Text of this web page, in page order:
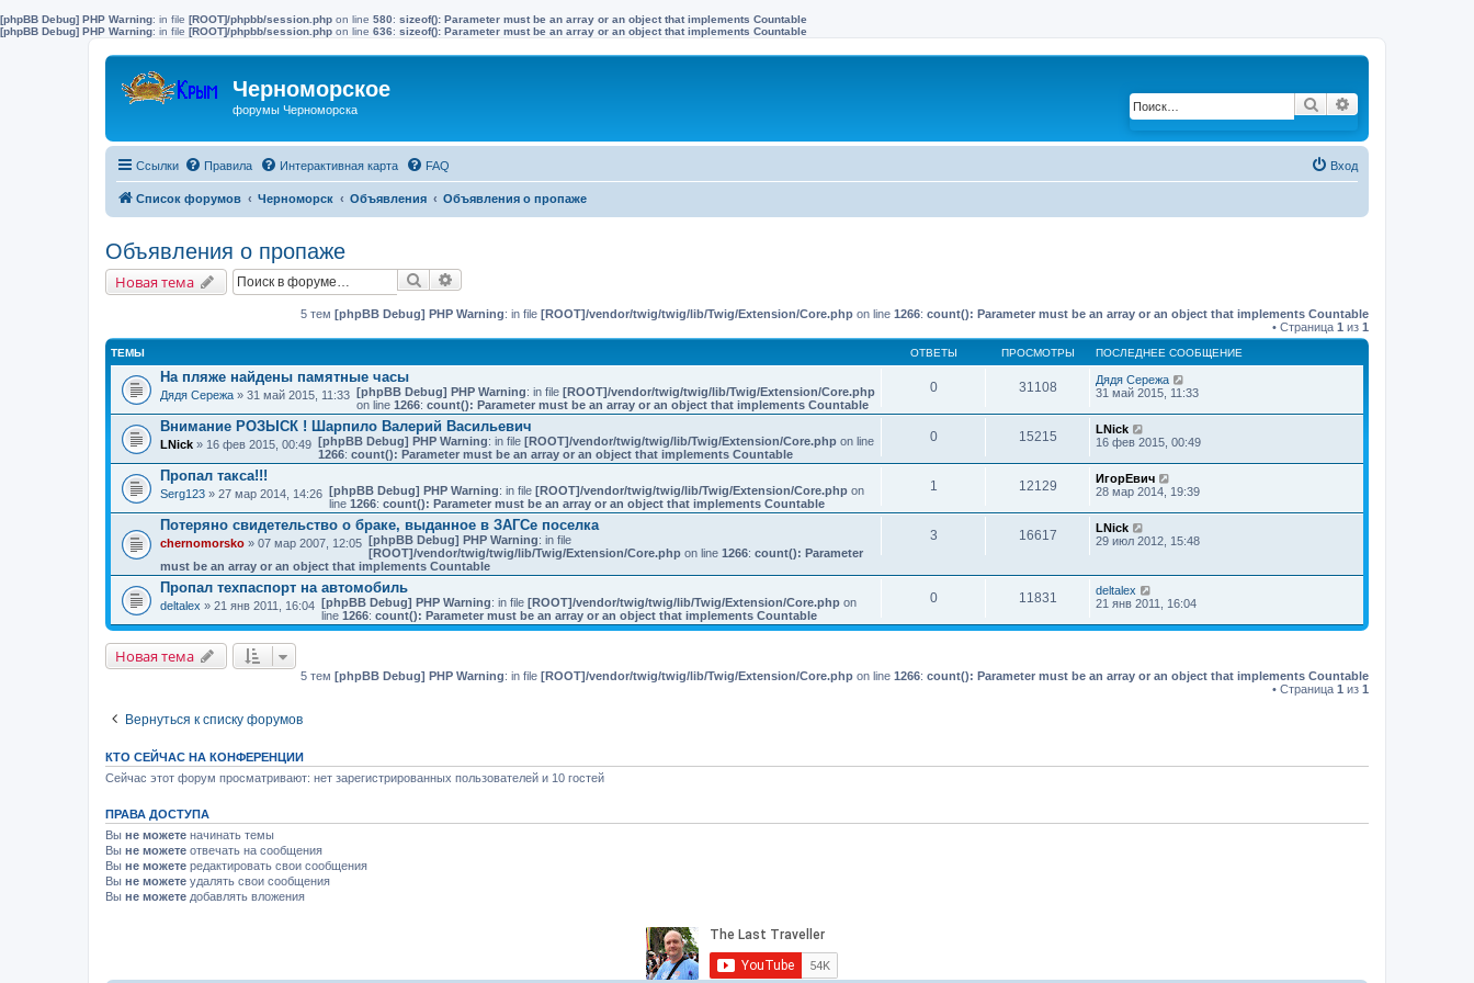
[phpBB Debug] PHP Warning: in file [ROOT]/phpbb/session.php on line 580: sizeof(): Parameter must be an array or an object that implements Countable
[phpBB Debug] PHP Warning: in file [ROOT]/phpbb/session.php on line 636: sizeof(): Parameter must be an array or an object that implements Countable
Черноморское
форумы Черноморска Поиск
Ссылки Правила Интерактивная карта FAQ Вход
Список форумов Черноморск Объявления Объявления о пропаже
Объявления о пропаже
Новая тема Поиск
5 тем [phpBB Debug] PHP Warning: in file [ROOT]/vendor/twig/twig/lib/Twig/Extension/Core.php on line 1266: count(): Parameter must be an array or an object that implements Countable
• Страница 1 из 1
ТЕМЫ ОТВЕТЫ ПРОСМОТРЫ ПОСЛЕДНЕЕ СООБЩЕНИЕ
На пляже найдены памятные часы
Дядя Сережа » 31 май 2015, 11:33 [phpBB Debug] PHP Warning: in file [ROOT]/vendor/twig/twig/lib/Twig/Extension/Core.php
on line 1266: count(): Parameter must be an array or an object that implements Countable
0 31108
Дядя Сережа
31 май 2015, 11:33
Внимание РОЗЫСК ! Шарпило Валерий Васильевич
LNick » 16 фев 2015, 00:49 [phpBB Debug] PHP Warning: in file [ROOT]/vendor/twig/twig/lib/Twig/Extension/Core.phpon line
1266: count(): Parameter must be an array or an object that implements Countable
0 15215
LNick
16 фев 2015, 00:49
Пропал такса!!!
Serg123 » 27 мар 2014, 14:26 [phpBB Debug] PHP Warning: in file [ROOT]/vendor/twig/twig/lib/Twig/Extension/Core.phpon
line 1266: count(): Parameter must be an array or an object that implements Countable
1 12129
ИгорЕвич
28 мар 2014, 19:39
Потеряно свидетельство о браке, выданное в ЗАГСе поселка
chernomorsko » 07 мар 2007, 12:05 [phpBB Debug] PHP Warning: in file
[ROOT]/vendor/twig/twig/lib/Twig/Extension/Core.phpon line 1266: count(): Parameter
must be an array or an object that implements Countable
3 16617
LNick
29 июл 2012, 15:48
Пропал техпаспорт на автомобиль
deltalex » 21 янв 2011, 16:04 [phpBB Debug] PHP Warning: in file [ROOT]/vendor/twig/twig/lib/Twig/Extension/Core.phpon
line 1266: count(): Parameter must be an array or an object that implements Countable
0 11831
deltalex
21 янв 2011, 16:04
Новая тема
5 тем [phpBB Debug] PHP Warning: in file [ROOT]/vendor/twig/twig/lib/Twig/Extension/Core.php on line 1266: count(): Parameter must be an array or an object that implements Countable
• Страница 1 из 1
Вернуться к списку форумов
КТО СЕЙЧАС НА КОНФЕРЕНЦИИ
Сейчас этот форум просматривают: нет зарегистрированных пользователей и 10 гостей
ПРАВА ДОСТУПА
Вы не можете начинать темы
Вы не можете отвечать на сообщения
Вы не можете редактировать свои сообщения
Вы не можете удалять свои сообщения
Вы не можете добавлять вложения